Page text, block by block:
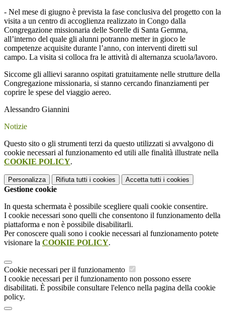
- Nel mese di giugno è prevista la fase conclusiva del progetto con la
visita a un centro di accoglienza realizzato in Congo dalla
Congregazione missionaria delle Sorelle di Santa Gemma,
all’interno del quale gli alunni potranno metter in gioco le
competenze acquisite durante l’anno, con interventi diretti sul
campo. La visita si colloca fra le attività di alternanza scuola/lavoro.
Siccome gli allievi saranno ospitati gratuitamente nelle strutture della
Congregazione missionaria, si stanno cercando finanziamenti per
coprire le spese del viaggio aereo.
Alessandro Giannini
Notizie
Questo sito o gli strumenti terzi da questo utilizzati si avvalgono di
cookie necessari al funzionamento ed utili alle finalità illustrate nella
COOKIE POLICY.
Personalizza Rifiuta tutti i cookies Accetta tutti i cookies
Gestione cookie
In questa schermata è possibile scegliere quali cookie consentire.
I cookie necessari sono quelli che consentono il funzionamento della
piattaforma e non è possibile disabilitarli.
Per conoscere quali sono i cookie necessari al funzionamento potete
visionare la COOKIE POLICY.
Cookie necessari per il funzionamento
I cookie necessari per il funzionamento non possono essere
disabilitati. È possibile consultare l'elenco nella pagina della cookie
policy.